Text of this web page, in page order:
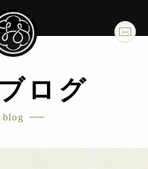
ログ
blog